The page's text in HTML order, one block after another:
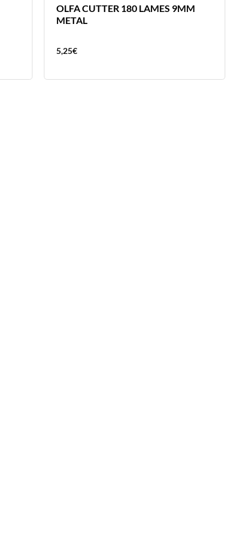
OLFA CUTTER 180 LAMES 9MM
METAL
5,25€